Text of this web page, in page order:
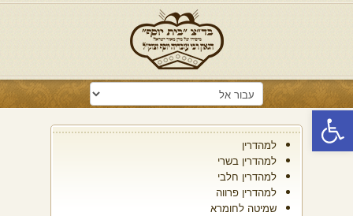
פתח סרגל נגישות
למהדרין
למהדרין בשרי
למהדרין חלבי
למהדרין פרווה
שמיטה לחומרא